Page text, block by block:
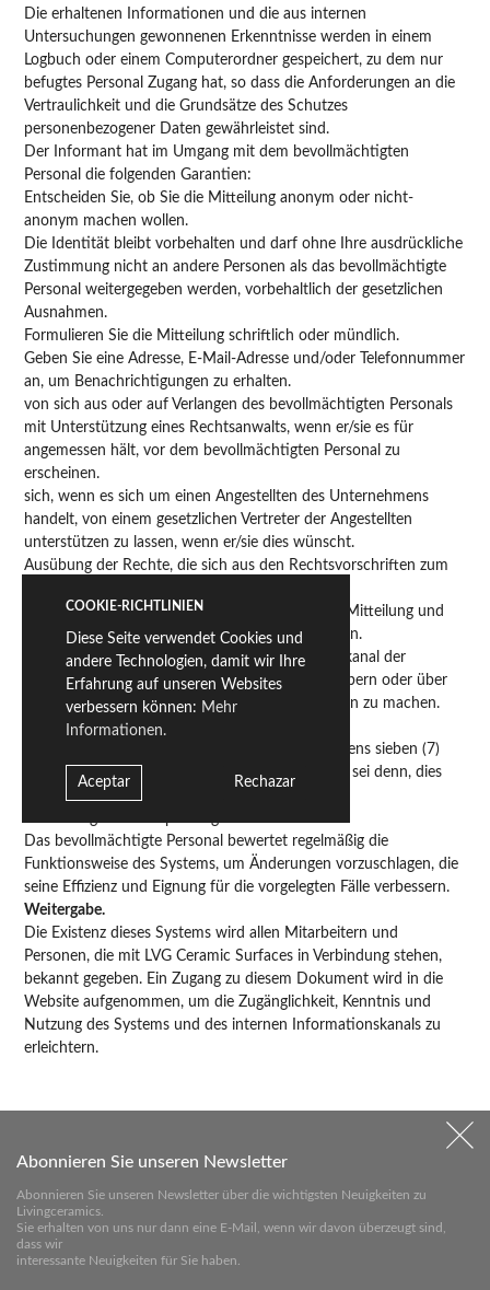
Die erhaltenen Informationen und die aus internen
Untersuchungen gewonnenen Erkenntnisse werden in einem
Logbuch oder einem Computerordner gespeichert, zu dem nur
befugtes Personal Zugang hat, so dass die Anforderungen an die
Vertraulichkeit und die Grundsätze des Schutzes
personenbezogener Daten gewährleistet sind.
Der Informant hat im Umgang mit dem bevollmächtigten
Personal die folgenden Garantien:
Entscheiden Sie, ob Sie die Mitteilung anonym oder nicht-
anonym machen wollen.
Die Identität bleibt vorbehalten und darf ohne Ihre ausdrückliche
Zustimmung nicht an andere Personen als das bevollmächtigte
Personal weitergegeben werden, vorbehaltlich der gesetzlichen
Ausnahmen.
Formulieren Sie die Mitteilung schriftlich oder mündlich.
Geben Sie eine Adresse, E-Mail-Adresse und/oder Telefonnummer
an, um Benachrichtigungen zu erhalten.
von sich aus oder auf Verlangen des bevollmächtigten Personals
mit Unterstützung eines Rechtsanwalts, wenn er/sie es für
angemessen hält, vor dem bevollmächtigten Personal zu
erscheinen.
sich, wenn es sich um einen Angestellten des Unternehmens
handelt, von einem gesetzlichen Vertreter der Angestellten
unterstützen zu lassen, wenn er/sie dies wünscht.
Ausübung der Rechte, die sich aus den Rechtsvorschriften zum
Auskunft über den Stand der Bearbeitung Ihrer Mitteilung und
über die Ergebnisse der Untersuchung zu erhalten.
Eine Mitteilung über den externen Informationskanal der
Unabhängigen Stelle zum Schutz von Hinweisgebern oder über
die entsprechenden Behörden oder Einrichtungen zu machen.
In keinem Fall Repressalien zu erleiden.
eine Empfangsbestätigung innerhalb von höchstens sieben (7)
Kalendertagen nach der Meldung zu erhalten, es sei denn, dies
Das bevollmächtigte Personal bewertet regelmäßig die
Funktionsweise des Systems, um Änderungen vorzuschlagen, die
seine Effizienz und Eignung für die vorgelegten Fälle verbessern.
Weitergabe.
Die Existenz dieses Systems wird allen Mitarbeitern und
Personen, die mit LVG Ceramic Surfaces in Verbindung stehen,
bekannt gegeben. Ein Zugang zu diesem Dokument wird in die
Website aufgenommen, um die Zugänglichkeit, Kenntnis und
Nutzung des Systems und des internen Informationskanals zu
erleichtern.
Der vorliegende Rechtshinweis wird in Übereinstimmung mit der
Surfaces und die Benutzer unterwerfen sich, unter
ausdrücklichem Verzicht auf jede andere ihnen zustehende
Gerichtsbarkeit, den Gerichten und Tribunalen des Wohnsitzes
Abonnieren Sie unseren Newsletter
Abonnieren Sie unseren Newsletter über die wichtigsten Neuigkeiten zu
Livingceramics.
Sie erhalten von uns nur dann eine E-Mail, wenn wir davon überzeugt sind,
dass wir
interessante Neuigkeiten für Sie haben.
COOKIE-RICHTLINIEN
Diese Seite verwendet Cookies und
andere Technologien, damit wir Ihre
Erfahrung auf unseren Websites
verbessern können: Mehr
Informationen.
Aceptar Rechazar